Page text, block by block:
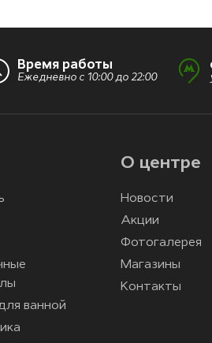
Время работы
Ежедневно с 10:00 до 22:00
ванной
О центре
Новости
Акции
Фотогалерея
Магазины
Контакты